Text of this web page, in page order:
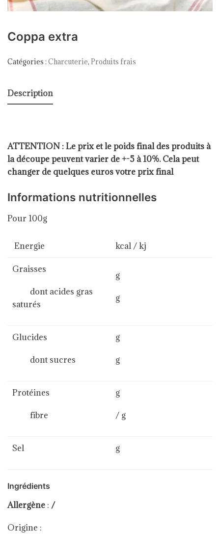
Coppa extra
Catégories : Charcuterie, Produits frais
Description
ATTENTION : Le prix et le poids final des produits à
la découpe peuvent varier de +-5 à 10%. Cela peut
changer de quelques euros votre prix final
Informations nutritionnelles
Pour 100g
Energie kcal / kj
Graisses
dont acides gras
saturés
g
g
Glucides
dont sucres
g
g
Protéines
fibre
g
/ g
Sel g
Ingrédients
Allergène : /
Origine :